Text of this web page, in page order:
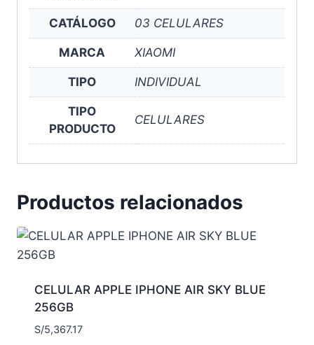
CATÁLOGO 03 CELULARES
MARCA XIAOMI
TIPO INDIVIDUAL
TIPO
PRODUCTO
CELULARES
Productos relacionados
CELULAR APPLE IPHONE AIR SKY BLUE
256GB
S/5,367.17